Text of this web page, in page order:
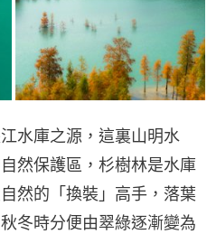
水庫之源，這裏山明水
然保護區，杉樹林是水庫
然的「換裝」高手，落葉
冬時分便由翠綠逐漸變為